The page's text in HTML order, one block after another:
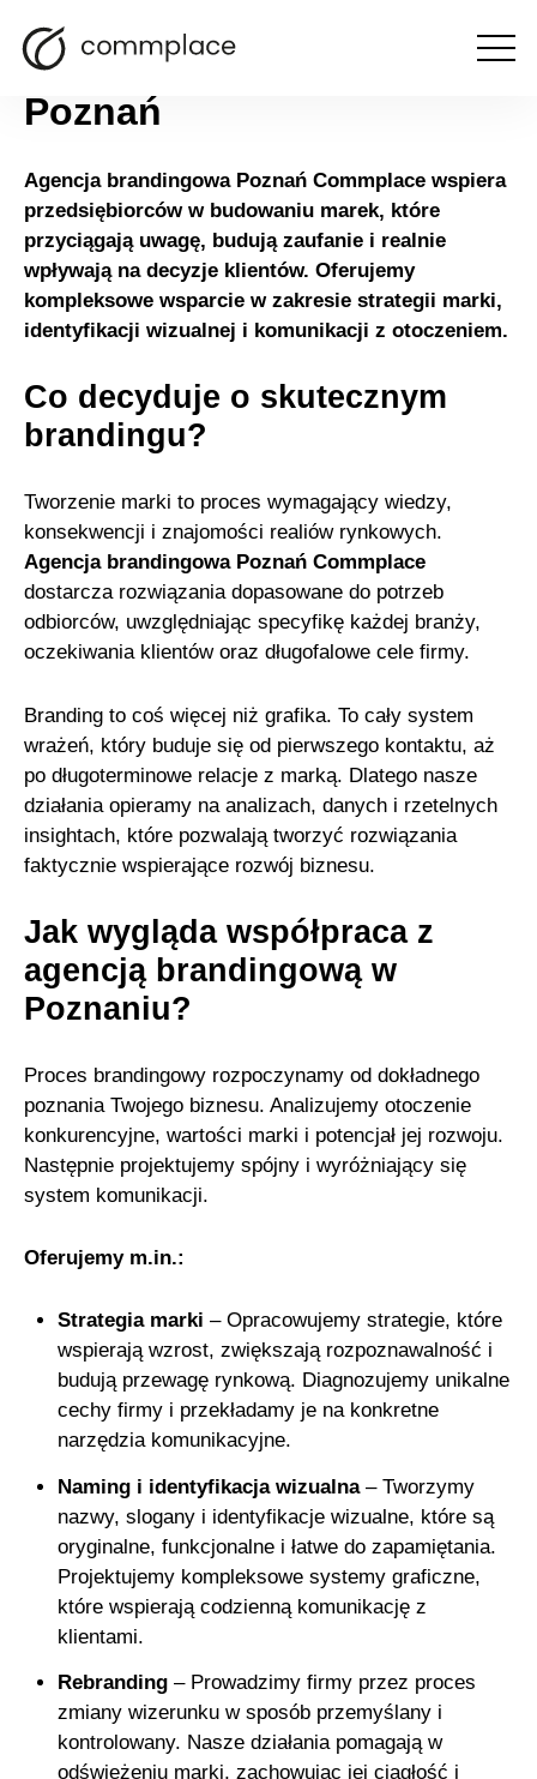
Agencja brandingowa
Poznań
Agencja brandingowa Poznań Commplace wspiera
przedsiębiorców w budowaniu marek, które
przyciągają uwagę, budują zaufanie i realnie
wpływają na decyzje klientów. Oferujemy
kompleksowe wsparcie w zakresie strategii marki,
identyfikacji wizualnej i komunikacji z otoczeniem.
Co decyduje o skutecznym
brandingu?
Tworzenie marki to proces wymagający wiedzy,
konsekwencji i znajomości realiów rynkowych.
Agencja brandingowa Poznań Commplace
dostarcza rozwiązania dopasowane do potrzeb
odbiorców, uwzględniając specyfikę każdej branży,
oczekiwania klientów oraz długofalowe cele firmy.
Branding to coś więcej niż grafika. To cały system
wrażeń, który buduje się od pierwszego kontaktu, aż
po długoterminowe relacje z marką. Dlatego nasze
działania opieramy na analizach, danych i rzetelnych
insightach, które pozwalają tworzyć rozwiązania
faktycznie wspierające rozwój biznesu.
Jak wygląda współpraca z
agencją brandingową w
Poznaniu?
Proces brandingowy rozpoczynamy od dokładnego
poznania Twojego biznesu. Analizujemy otoczenie
konkurencyjne, wartości marki i potencjał jej rozwoju.
Następnie projektujemy spójny i wyróżniający się
system komunikacji.
Oferujemy m.in.:
Strategia marki – Opracowujemy strategie, które
wspierają wzrost, zwiększają rozpoznawalność i
budują przewagę rynkową. Diagnozujemy unikalne
cechy firmy i przekładamy je na konkretne
narzędzia komunikacyjne.
Naming i identyfikacja wizualna– Tworzymy
nazwy, slogany i identyfikacje wizualne, które są
oryginalne, funkcjonalne i łatwe do zapamiętania.
Projektujemy kompleksowe systemy graficzne,
które wspierają codzienną komunikację z
klientami.
Rebranding– Prowadzimy firmy przez proces
zmiany wizerunku w sposób przemyślany i
kontrolowany. Nasze działania pomagają w
odświeżeniu marki, zachowując jej ciągłość i